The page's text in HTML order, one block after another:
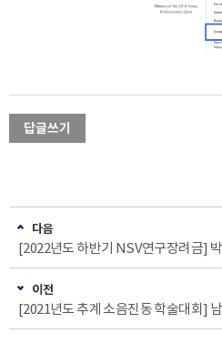
답글쓰기
다음
[2022년도 하반기 NSV연구장려금]
이전
[2021년도 추계 소음진동 학술대회]